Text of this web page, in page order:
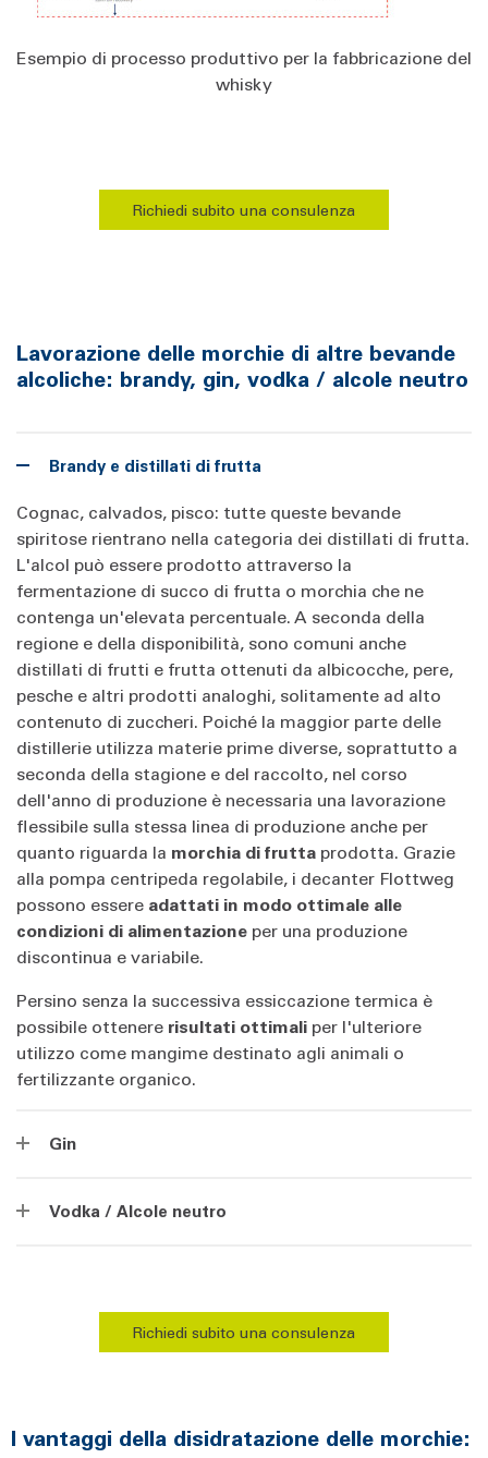
Esempio di processo produttivo per la fabbricazione del
whisky
Richiedi subito una consulenza
Lavorazione delle morchie di altre bevande
alcoliche: brandy, gin, vodka / alcole neutro
Brandy e distillati di frutta
Cognac, calvados, pisco: tutte queste bevande
spiritose rientrano nella categoria dei distillati di frutta.
L'alcol può essere prodotto attraverso la
fermentazione di succo di frutta o morchia che ne
contenga un'elevata percentuale. A seconda della
regione e della disponibilità, sono comuni anche
distillati di frutti e frutta ottenuti da albicocche, pere,
pesche e altri prodotti analoghi, solitamente ad alto
contenuto di zuccheri. Poiché la maggior parte delle
distillerie utilizza materie prime diverse, soprattutto a
seconda della stagione e del raccolto, nel corso
dell'anno di produzione è necessaria una lavorazione
flessibile sulla stessa linea di produzione anche per
quanto riguarda la morchia di frutta prodotta. Grazie
alla pompa centripeda regolabile, i decanter Flottweg
possono essere adattati in modo ottimale alle
condizioni di alimentazione per una produzione
discontinua e variabile.
Persino senza la successiva essiccazione termica è
possibile ottenere risultati ottimali per l'ulteriore
utilizzo come mangime destinato agli animali o
fertilizzante organico.
Gin
Vodka / Alcole neutro
Richiedi subito una consulenza
I vantaggi della disidratazione delle morchie: